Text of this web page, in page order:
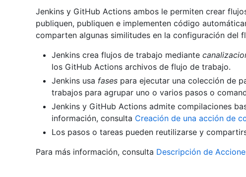
Jenkins y GitHub Actions ambos le permiten crear
publiquen, publiquen e implementen código
comparten algunas similitudes en la configuración del
Jenkins crea flujos de trabajo mediante
los GitHub Actions archivos de flujo de trabajo.
Jenkins usa fases para ejecutar una colección de
trabajos para agrupar uno o varios pasos o
Jenkins y GitHub Actions admite compilaciones
información, consulta Creación de una acción de
Los pasos o tareas pueden reutilizarse y
Para más información, consulta Descripción de